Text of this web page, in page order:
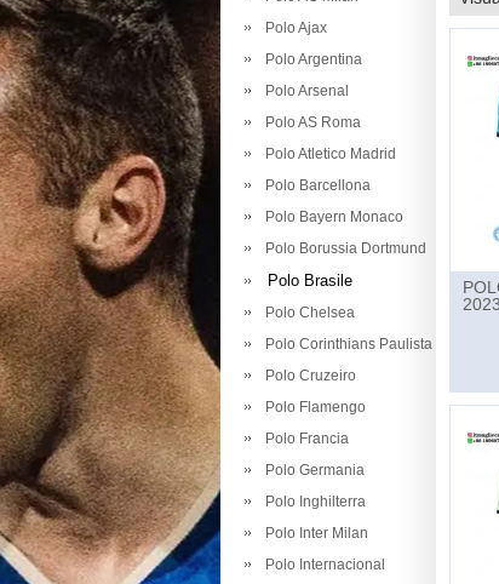
Polo Ajax
Polo Argentina
Polo Arsenal
Polo AS Roma
Polo Atletico Madrid
Polo Barcellona
Polo Bayern Monaco
Polo Borussia Dortmund
Polo Brasile
Polo Chelsea
Polo Corinthians Paulista
Polo Cruzeiro
Polo Flamengo
Polo Francia
Polo Germania
Polo Inghilterra
Polo Inter Milan
Polo Internacional